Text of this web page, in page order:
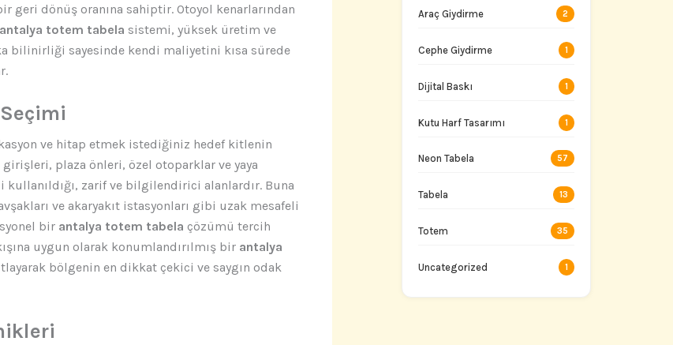
geri dönüş oranına sahiptir. Otoyol kenarlarından
antalya totem tabela sistemi, yüksek üretim ve
bilinirliği sayesinde kendi maliyetini kısa sürede
ve hitap etmek istediğiniz hedef kitlenin
plaza önleri, özel otoparklar ve yaya
kullanıldığı, zarif ve bilgilendirici alanlardır. Buna
ve akaryakıt istasyonları gibi uzak mesafeli
bir antalya totem tabela çözümü tercih
uygun olarak konumlandırılmış bir antalya
bölgenin en dikkat çekici ve saygın odak
Araç Giydirme 2
Cephe Giydirme 1
Dijital Baskı 1
Kutu Harf Tasarımı 1
Neon Tabela 57
Tabela 13
Totem 35
Uncategorized 1